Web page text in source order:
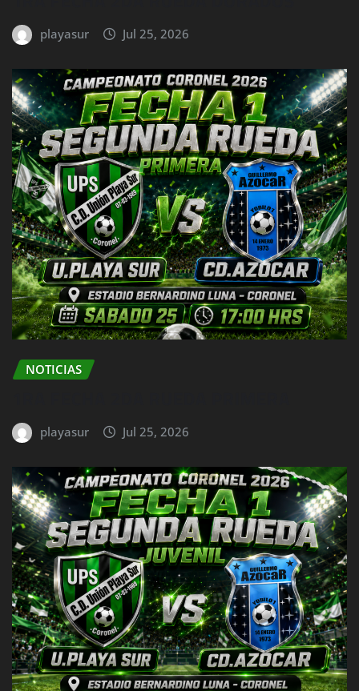
playasur Jul 25, 2026
NOTICIAS
playasur Jul 25, 2026